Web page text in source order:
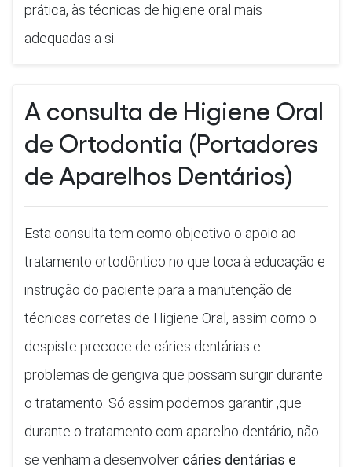
prática, às técnicas de higiene oral mais
adequadas a si.
A consulta de Higiene Oral
de Ortodontia (Portadores
de Aparelhos Dentários)
Esta consulta tem como objectivo o apoio ao
tratamento ortodôntico no que toca à educação e
instrução do paciente para a manutenção de
técnicas corretas de Higiene Oral, assim como o
despiste precoce de cáries dentárias e
problemas de gengiva que possam surgir durante
o tratamento. Só assim podemos garantir ,que
durante o tratamento com aparelho dentário, não
se venham a desenvolver cáries dentárias e